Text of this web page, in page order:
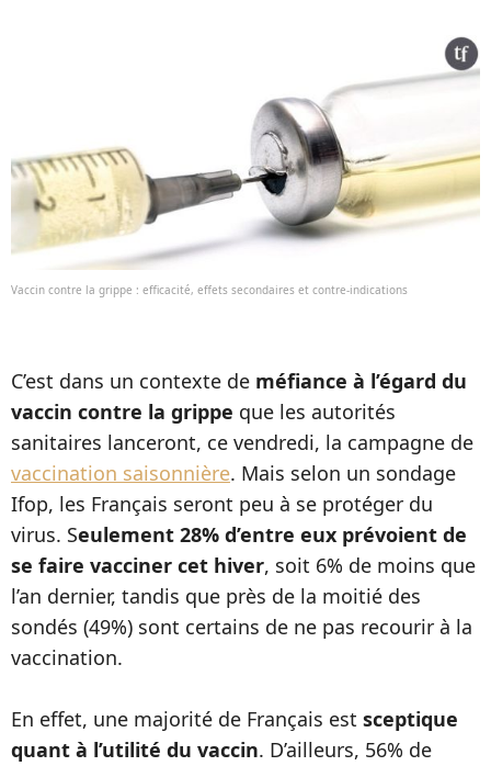
Vaccin contre la grippe : efficacité, effets secondaires et contre-indications
C’est dans un contexte de méfiance à l’égard du
vaccin contre la grippe que les autorités
sanitaires lanceront, ce vendredi, la campagne de
vaccination saisonnière. Mais selon un sondage
Ifop, les Français seront peu à se protéger du
virus. Seulement 28% d’entre eux prévoient de
se faire vacciner cet hiver, soit 6% de moins que
l’an dernier, tandis que près de la moitié des
sondés (49%) sont certains de ne pas recourir à la
vaccination.
En effet, une majorité de Français est sceptique
quant à l’utilité du vaccin. D’ailleurs, 56% de